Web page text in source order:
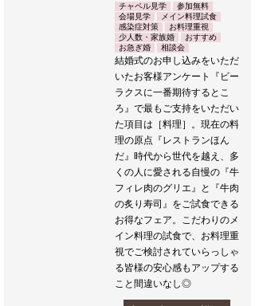
チャペル見学
参加無料
会場見学
メイン料理試食
感染症対策
お料理重視
少人数・家族婚
おすすめ
お急ぎ婚
相談会
結婚式のお申し込みをいただ
いたお客様アンケート『ビー
ラクスに一番期待するとこ
ろ』で最もご支持をいただい
た項目は［料理］。現在の料
理の原点『レストランほん
だ』時代から世代を越え、多
くの人に愛される自慢の『牛
フィレ肉のグリエ』と『牛肉
の炙り寿司』をご試食できる
お得なフェア。こだわりのメ
イン料理の試食で、お料理重
視でご検討されていらっしゃ
る皆様の安心感もアップする
こと間違いなし◎